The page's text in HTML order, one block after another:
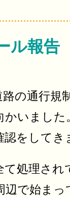
ル報告
路の通行規
かいまし
認をしてき
て処理さ
辺で始ま